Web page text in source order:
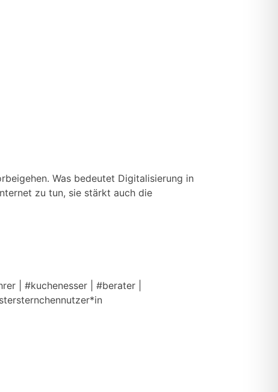
Was bedeutet Digitalisierung in
zu tun, sie stärkt auch die
| #kuchenesser | #berater |